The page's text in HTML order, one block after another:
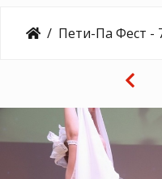
Пети-Па Фест -